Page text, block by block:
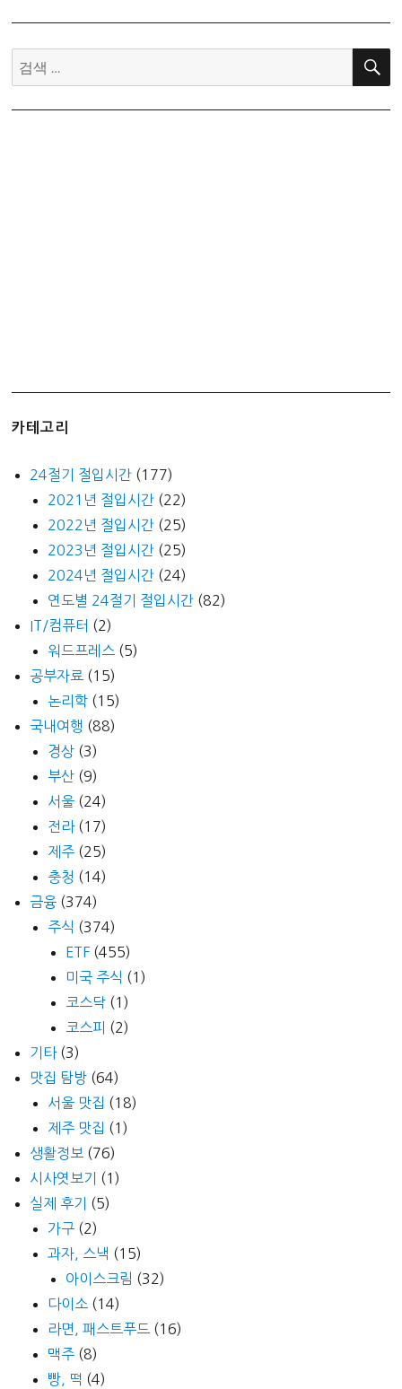
검
색:
검
카테고리
24절기 절입시간 (177)
2021년 절입시간 (22)
2022년 절입시간 (25)
2023년 절입시간 (25)
2024년 절입시간 (24)
연도별 24절기 절입시간 (82)
IT/컴퓨터 (2)
워드프레스 (5)
공부자료 (15)
논리학 (15)
국내여행 (88)
경상 (3)
부산 (9)
서울 (24)
전라(17)
제주 (25)
충청 (14)
금융 (374)
주식 (374)
ETF (455)
미국 주식 (1)
코스닥 (1)
코스피 (2)
기타(3)
맛집 탐방 (64)
서울 맛집 (18)
제주 맛집 (1)
생활정보 (76)
시사엿보기
(1)
실제 후기
(5)
가구 (2)
과자, 스낵 (15)
아이스크림 (32)
다이소 (14)
라면, 패스트푸드 (16)
맥주 (8)
빵, 떡 (4)